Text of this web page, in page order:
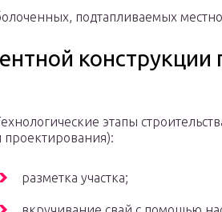
подтапливаемых
конструкции
этапы
проектирования):
разметка участка;